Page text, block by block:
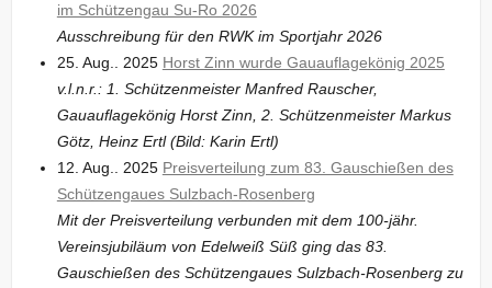
im Schützengau Su-Ro 2026
Ausschreibung für den RWK im Sportjahr 2026
25. Aug.. 2025 Horst Zinn wurde Gauauflagekönig 2025
v.l.n.r.: 1. Schützenmeister Manfred Rauscher,
Gauauflagekönig Horst Zinn, 2. Schützenmeister Markus
Götz, Heinz Ertl (Bild: Karin Ertl)
12. Aug.. 2025 Preisverteilung zum 83. Gauschießen des
Schützengaues Sulzbach-Rosenberg
Mit der Preisverteilung verbunden mit dem 100-jähr.
Vereinsjubiläum von Edelweiß Süß ging das 83.
Gauschießen des Schützengaues Sulzbach-Rosenberg zu